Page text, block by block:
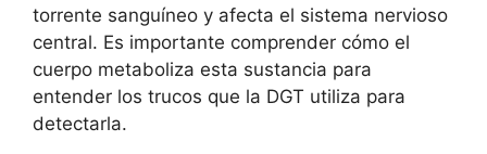
torrente sanguíneo y afecta el sistema nervioso
central. Es importante comprender cómo el
cuerpo metaboliza esta sustancia para
entender los trucos que la DGT utiliza para
detectarla.